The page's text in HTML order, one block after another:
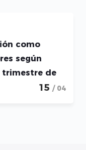
como
según
trimestre de
15 / 04